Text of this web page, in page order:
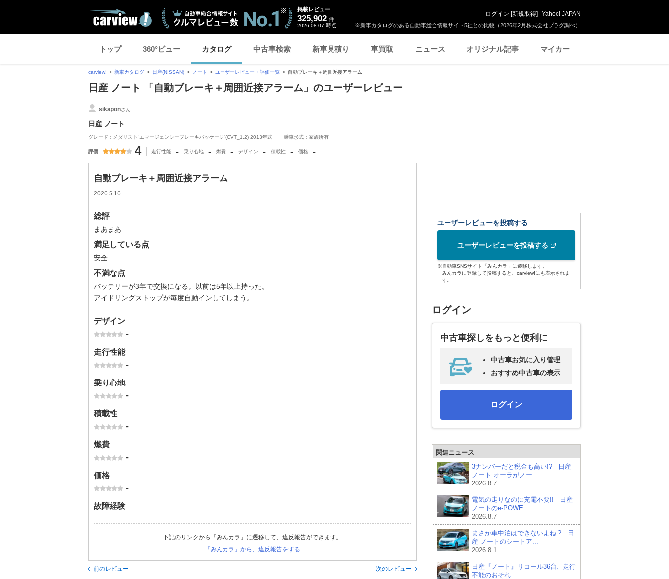
※新車カタログのある自動車総合情報サイト5社との比較（2026年2月株式会社プラグ調べ）
掲載レビュー
325,902 件
2026.08.07 時点
ログイン [新規取得] Yahoo! JAPAN
トップ 360°ビュー カタログ 中古車検索 新車見積り 車買取 ニュース オリジナル記事 マイカー
carview! 新車カタログ 日産(NISSAN) ノート ユーザーレビュー・評価一覧 自動ブレーキ＋周囲近接アラーム
日産 ノート 「自動ブレーキ＋周囲近接アラーム」のユーザーレビュー
sikaponさん
日産 ノート
グレード：メダリスト“エマージェンシーブレーキパッケージ”(CVT_1.2) 2013年式 乗車形式：家族所有
評価 4 走行性能 - 乗り心地 - 燃費 - デザイン - 積載性 - 価格 -
自動ブレーキ＋周囲近接アラーム
2026.5.16
総評
まあまあ
満足している点
安全
不満な点
バッテリーが3年で交換になる。以前は5年以上持った。
アイドリングストップが毎度自動インしてしまう。
デザイン
-
走行性能
-
乗り心地
-
積載性
-
燃費
-
価格
-
故障経験
下記のリンクから「みんカラ」に遷移して、違反報告ができます。
「みんカラ」から、違反報告をする
前のレビュー 次のレビュー
ユーザーレビューを投稿する
ユーザーレビューを投稿する
※自動車SNSサイト「みんカラ」に遷移します。
みんカラに登録して投稿すると、carview!にも表示されま
す。
ログイン
中古車探しをもっと便利に
中古車お気に入り管理
おすすめ中古車の表示
ログイン
関連ニュース
3ナンバーだと税金も高い!? 日産
ノート オーラがノー...
2026.8.7
電気の走りなのに充電不要!! 日産
ノートのe-POWE...
2026.8.7
まさか車中泊はできないよね!? 日
産 ノートのシートア...
2026.8.1
日産『ノート』リコール36台、走行
不能のおそれ